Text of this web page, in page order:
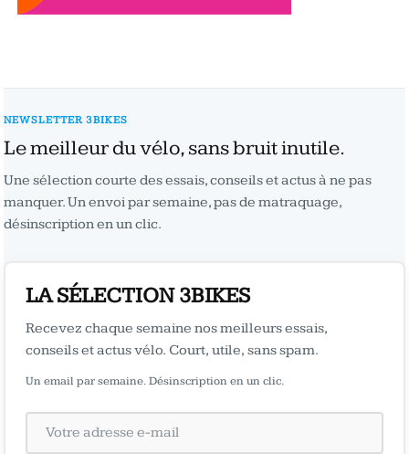
NEWSLETTER 3BIKES
Le meilleur du vélo, sans bruit inutile.
Une sélection courte des essais, conseils et actus à ne pas
manquer. Un envoi par semaine, pas de matraquage,
désinscription en un clic.
LA SÉLECTION 3BIKES
Recevez chaque semaine nos meilleurs essais,
conseils et actus vélo. Court, utile, sans spam.
Un email par semaine. Désinscription en un clic.